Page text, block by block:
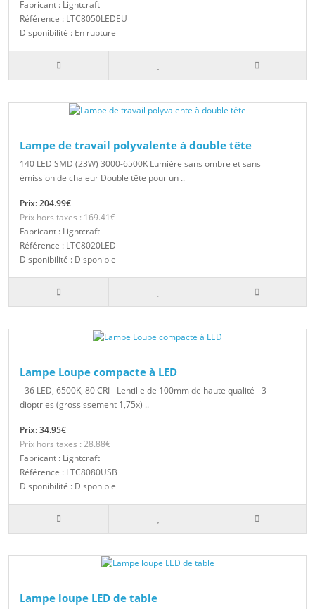
Fabricant : Lightcraft
Référence : LTC8050LEDEU
Disponibilité : En rupture
Lampe de travail polyvalente à double tête
140 LED SMD (23W) 3000-6500K Lumière sans ombre et sans
émission de chaleur Double tête pour un ..
Prix: 204.99€
Prix hors taxes : 169.41€
Fabricant : Lightcraft
Référence : LTC8020LED
Disponibilité : Disponible
Lampe Loupe compacte à LED
- 36 LED, 6500K, 80 CRI - Lentille de 100mm de haute qualité - 3
dioptries (grossissement 1,75x) ..
Prix: 34.95€
Prix hors taxes : 28.88€
Fabricant : Lightcraft
Référence : LTC8080USB
Disponibilité : Disponible
Lampe loupe LED de table